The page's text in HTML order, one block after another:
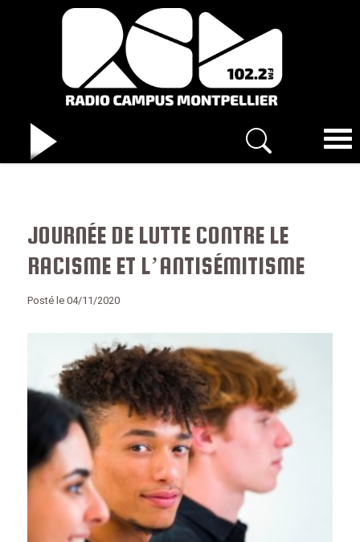
JOURNÉE DE LUTTE CONTRE LE
RACISME ET L’ANTISÉMITISME
Posté le 04/11/2020